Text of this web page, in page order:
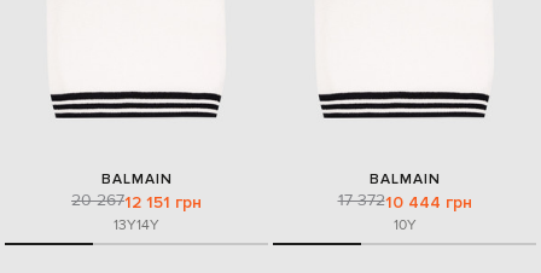
BALMAIN
20 26712 151 грн
13Y14Y
BALMAIN
17 37210 444 грн
10Y